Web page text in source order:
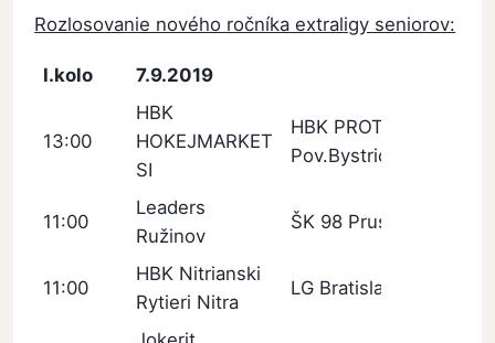
Rozlosovanie nového ročníka extraligy seniorov:
I.kolo 7.9.2019
13:00
HBK
HOKEJMARKET
SI
HBK PROTEF
Pov.Bystrica
11:00
Leaders
Ružinov
ŠK 98 Pruské
11:00
HBK Nitrianski
Rytieri Nitra
LG Bratislava